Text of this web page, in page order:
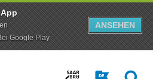
Google Play
ANSEHEN